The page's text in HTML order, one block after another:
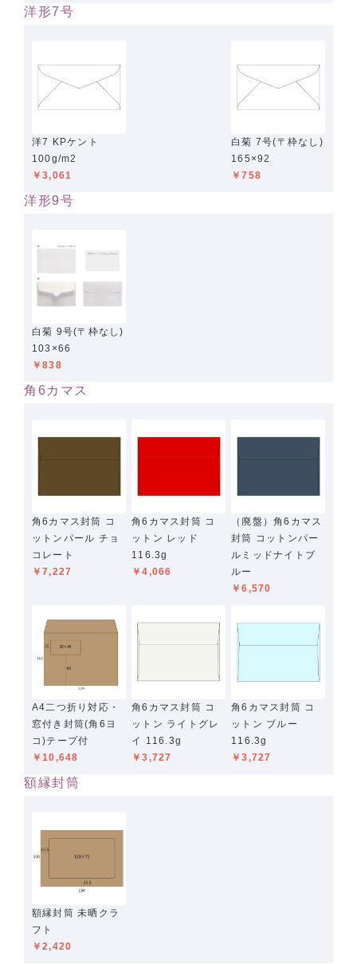
洋形7号
洋7 KPケント
100g/m2
￥3,061
白菊 7号(〒枠なし)
165×92
￥758
洋形9号
白菊 9号(〒枠なし)
103×66
￥838
角6カマス
角6カマス封筒 コ
ットンパール チョ
コレート
￥7,227
角6カマス封筒 コ
ットン レッド
116.3g
￥4,066
（廃盤）角6カマス
封筒 コットンパー
ルミッドナイトブ
ルー
￥6,570
A4二つ折り対応・
窓付き封筒(角6ヨ
コ)テープ付
￥10,648
角6カマス封筒 コ
ットン ライトグレ
イ 116.3g
￥3,727
角6カマス封筒 コ
ットン ブルー
116.3g
￥3,727
額縁封筒
額縁封筒 未晒クラ
フト
￥2,420